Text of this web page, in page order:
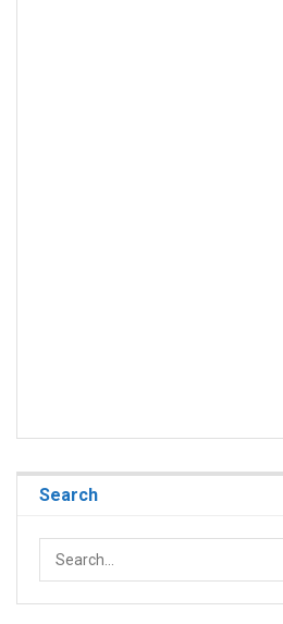
Search